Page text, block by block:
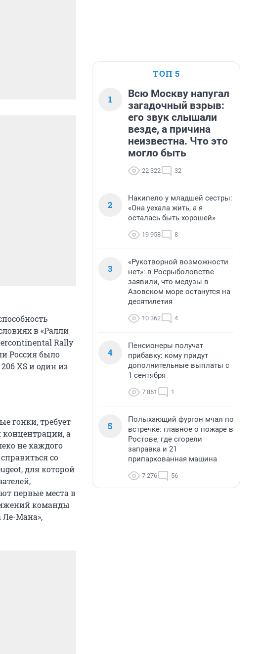
в «Ралли
Rally
Россия было
XS и один из
гонки, требует
а
не каждого
со
для которой
первые места в
команды
Ле-Мана»,
ТОП 5
1
Всю Москву напугал
загадочный взрыв:
его звук слышали
везде, а причина
неизвестна. Что это
могло быть
22 322 32
2
Накипело у младшей сестры:
«Она уехала жить, а я
осталась быть хорошей»
19 958 8
3
«Рукотворной возможности
нет»: в Росрыболовстве
заявили, что медузы в
Азовском море останутся на
десятилетия
10 362 4
4
Пенсионеры получат
прибавку: кому придут
дополнительные выплаты с
1 сентября
7 861 1
5
Полыхающий фургон мчал по
встречке: главное о пожаре в
Ростове, где сгорели
заправка и 21
припаркованная машина
7 276 56